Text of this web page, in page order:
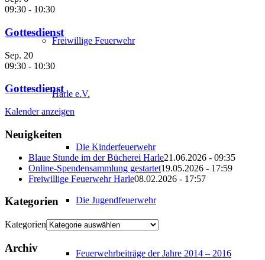
Freiwillige Feuerwehr
Harle e.V.
Die Kinderfeuerwehr
Die Jugendfeuerwehr
Feuerwehrbeiträge der Jahre 2014 – 2016
09:30 - 10:30
Gottesdienst
Sep. 20
09:30 - 10:30
Gottesdienst
Kalender anzeigen
Neuigkeiten
Blaue Stunde im der Bücherei Harle21.06.2026 - 09:35
Online-Spendensammlung gestartet19.05.2026 - 17:59
Freiwillige Feuerwehr Harle08.02.2026 - 17:57
Kategorien
Kategorien
Archiv